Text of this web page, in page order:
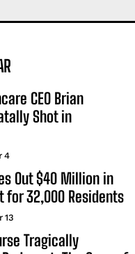
CEO Brian
Shot in
4
Out $40 Million in
for 32,000 Residents
13
Tragically